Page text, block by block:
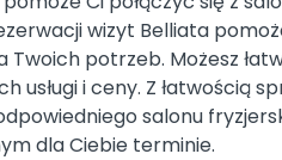
wizyt Belliata
potrzeb. Możesz
usługi i ceny. Z łatwością
salonu
dla Ciebie terminie.